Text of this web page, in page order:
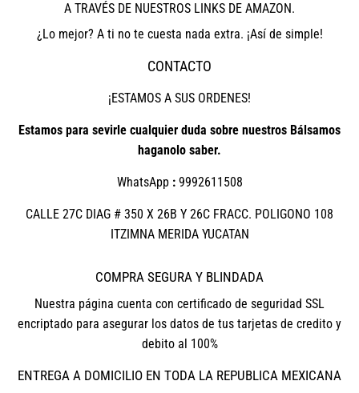
A TRAVÉS DE NUESTROS LINKS DE AMAZON.
¿Lo mejor? A ti no te cuesta nada extra. ¡Así de simple!
CONTACTO
¡ESTAMOS A SUS ORDENES!
Estamos para sevirle cualquier duda sobre nuestros Bálsamos
haganolo saber.
WhatsApp : 9992611508
CALLE 27C DIAG # 350 X 26B Y 26C FRACC. POLIGONO 108
ITZIMNA MERIDA YUCATAN
COMPRA SEGURA Y BLINDADA
Nuestra página cuenta con certificado de seguridad SSL
encriptado para asegurar los datos de tus tarjetas de credito y
debito al 100%
ENTREGA A DOMICILIO EN TODA LA REPUBLICA MEXICANA